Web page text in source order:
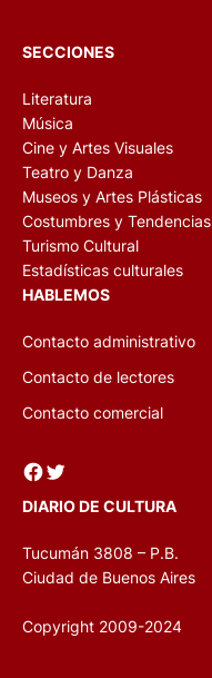
SECCIONES
Literatura
Música
Cine y Artes Visuales
Teatro y Danza
Museos y Artes Plásticas
Costumbres y Tendencias
Turismo Cultural
Estadísticas culturales
HABLEMOS
Contacto administrativo
Contacto de lectores
Contacto comercial
Facebook Twitter
DIARIO DE CULTURA
Tucumán 3808 – P.B.
Ciudad de Buenos Aires
Copyright 2009-2024